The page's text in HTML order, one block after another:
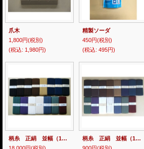
爪木
1,800円(税別)
(税込: 1,980円)
精製ソーダ
450円(税別)
(税込: 495円)
柄糸 正絹 並幅（10mm） 30ｍ
柄糸 正絹 並幅（10mm） 1ｍ